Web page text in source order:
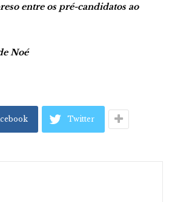
entre os pré-candidatos ao
Noé
Twitter